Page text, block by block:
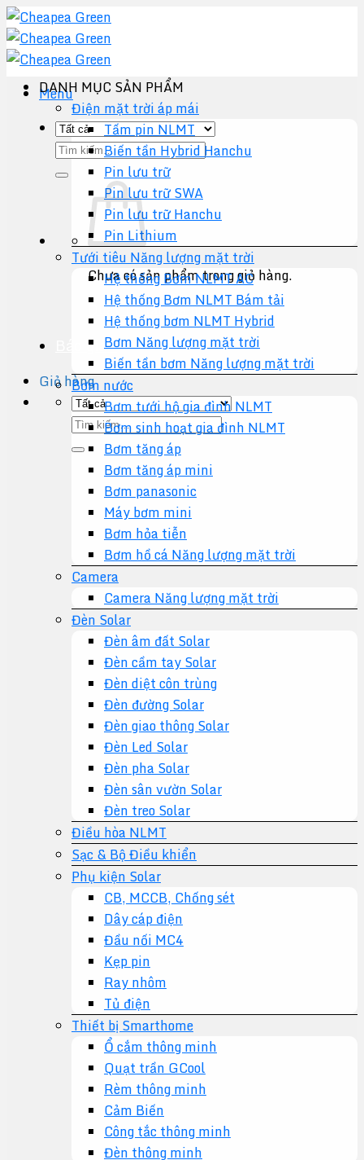
Chuyển
đến
nội
dung
Menu
Tìm
kiếm:
Chưa có sản phẩm trong giỏ hàng.
Quay trở lại cửa hàng
Báo giá +
Giỏ hàng
Tìm
kiếm:
DANH MỤC SẢN PHẨM
Điện mặt trời áp mái
Tấm pin NLMT
Biến tần Hybrid Hanchu
Pin lưu trữ
Pin lưu trữ SWA
Pin lưu trữ Hanchu
Pin Lithium
Tưới tiêu Năng lượng mặt trời
Hệ thống Bơm NLMT AC
Hệ thống Bơm NLMT Bám tải
Hệ thống bơm NLMT Hybrid
Bơm Năng lượng mặt trời
Biến tần bơm Năng lượng mặt trời
Bơm nước
Bơm tưới hộ gia đình NLMT
Bơm sinh hoạt gia đình NLMT
Bơm tăng áp
Bơm tăng áp mini
Bơm panasonic
Máy bơm mini
Bơm hỏa tiễn
Bơm hồ cá Năng lượng mặt trời
Camera
Camera Năng lượng mặt trời
Đèn Solar
Đèn âm đất Solar
Đèn cầm tay Solar
Đèn diệt côn trùng
Đèn đường Solar
Đèn giao thông Solar
Đèn Led Solar
Đèn pha Solar
Đèn sân vườn Solar
Đèn treo Solar
Điều hòa NLMT
Sạc & Bộ Điều khiển
Phụ kiện Solar
CB, MCCB, Chống sét
Dây cáp điện
Đầu nối MC4
Kẹp pin
Ray nhôm
Tủ điện
Thiết bị Smarthome
Ổ cắm thông minh
Quạt trần GCool
Rèm thông minh
Cảm Biến
Công tắc thông minh
Đèn thông minh